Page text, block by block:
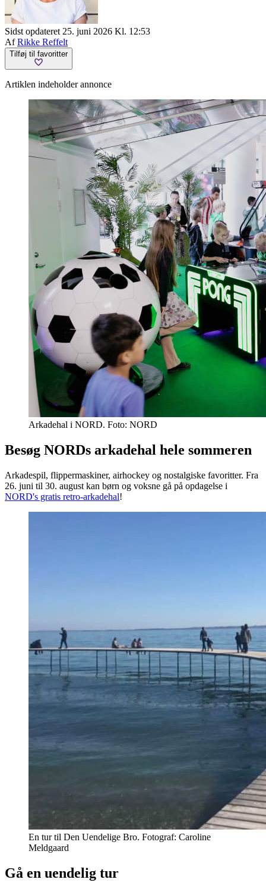
Sidst opdateret 25. juni 2026 Kl. 12:53
AfRikke Reffelt
Tilføj til favoritter
Artiklen indeholder annonce
Arkadehal i NORD. Foto: NORD
Besøg NORDs arkadehal hele sommeren
Arkadespil, flippermaskiner, airhockey og nostalgiske favoritter. Fra
26. juni til 30. august kan børn og voksne gå på opdagelse i
NORD's gratis retro-arkadehal!
En tur til Den Uendelige Bro. Fotograf: Caroline
Meldgaard
Gå en uendelig tur